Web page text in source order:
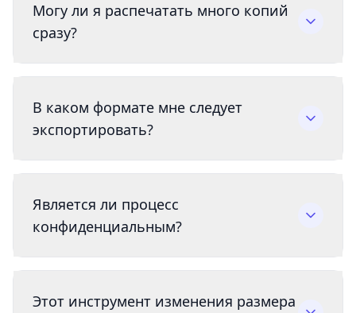
Могу ли я распечатать много копий
сразу?
В каком формате мне следует
экспортировать?
Является ли процесс
конфиденциальным?
Этот инструмент изменения размера